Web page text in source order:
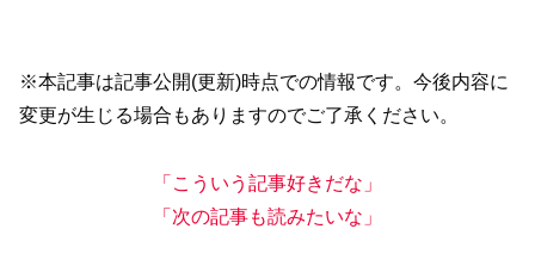
※本記事は記事公開(更新)時点での情報です。今後内容に
変更が生じる場合もありますのでご了承ください。
「こういう記事好きだな」
「次の記事も読みたいな」